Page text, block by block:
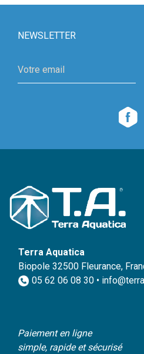
NEWSLETTER
Terra Aquatica
Biopole 32500 Fleurance,
05 62 06 08 30 •
Paiement en ligne
simple, rapide et sécurisé